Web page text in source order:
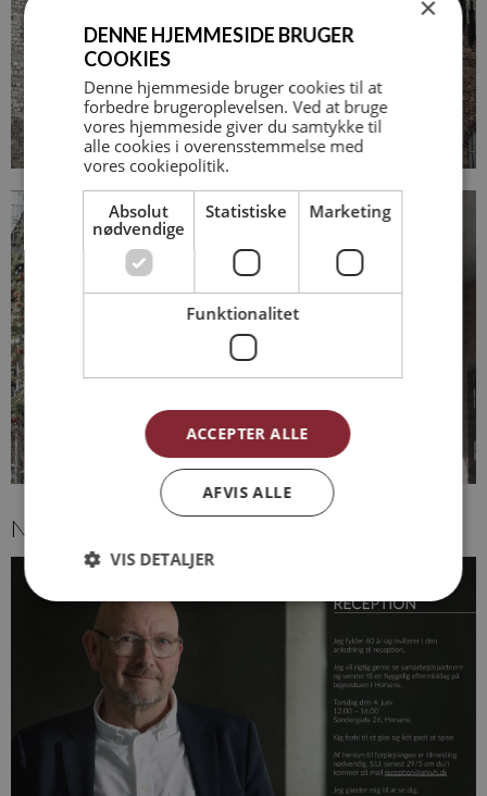
NYHEDER
×
DENNE HJEMMESIDE BRUGER
COOKIES
Denne hjemmeside bruger cookies til at
forbedre brugeroplevelsen. Ved at bruge
vores hjemmeside giver du samtykke til
alle cookies i overensstemmelse med
vores cookiepolitik.
Absolut
nødvendige
Statistiske Marketing
Funktionalitet
ACCEPTER ALLE
AFVIS ALLE
VIS DETALJER